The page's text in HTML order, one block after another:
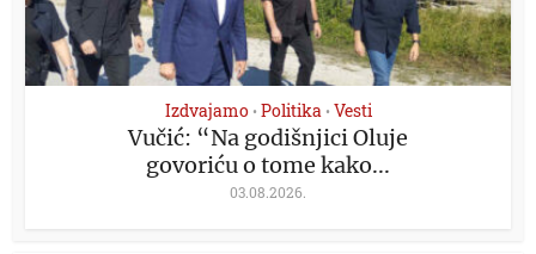
Izdvajamo • Politika • Vesti
Vučić: “Na godišnjici Oluje
govoriću o tome kako...
03.08.2026.